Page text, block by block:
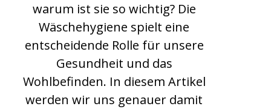
warum ist sie so wichtig? Die
Wäschehygiene spielt eine
entscheidende Rolle für unsere
Gesundheit und das
Wohlbefinden. In diesem Artikel
werden wir uns genauer damit